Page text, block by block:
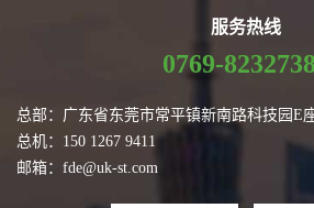
服务热线
0769-
总部：广东省东莞市常平镇新南路科技园E
总机：150 1267 9411
邮箱：fde@uk-st.com